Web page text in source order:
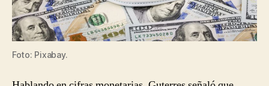
Foto: Pixabay.